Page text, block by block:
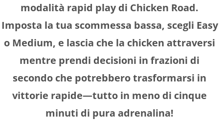
modalità rapid play di Chicken Road.
Imposta la tua scommessa bassa, scegli Easy
o Medium, e lascia che la chicken attraversi
mentre prendi decisioni in frazioni di
secondo che potrebbero trasformarsi in
vittorie rapide—tutto in meno di cinque
minuti di pura adrenalina!